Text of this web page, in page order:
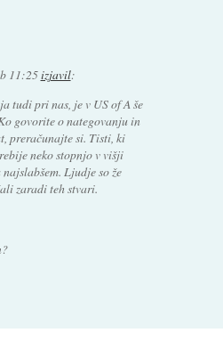
11:25izjavil:
tudi pri nas, je v US of A še
govorite o nategovanju in
preračunajte si. Tisti, ki
neko stopnjo v višji
Ljudje so že
zaradi teh stvari.